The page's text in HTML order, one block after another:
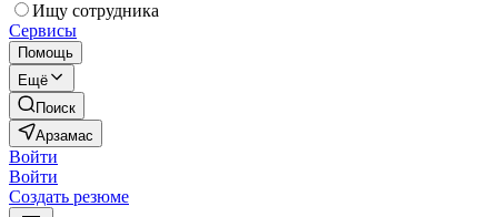
Ищу сотрудника
Сервисы
Помощь
Ещё
Поиск
Арзамас
Войти
Войти
Создать резюме